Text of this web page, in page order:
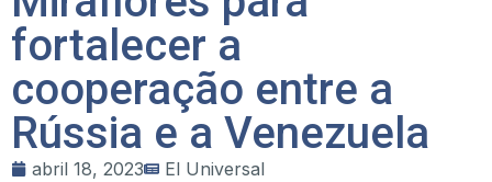
fortalecer a
cooperação entre a
Rússia e a Venezuela
abril 18, 2023 El Universal